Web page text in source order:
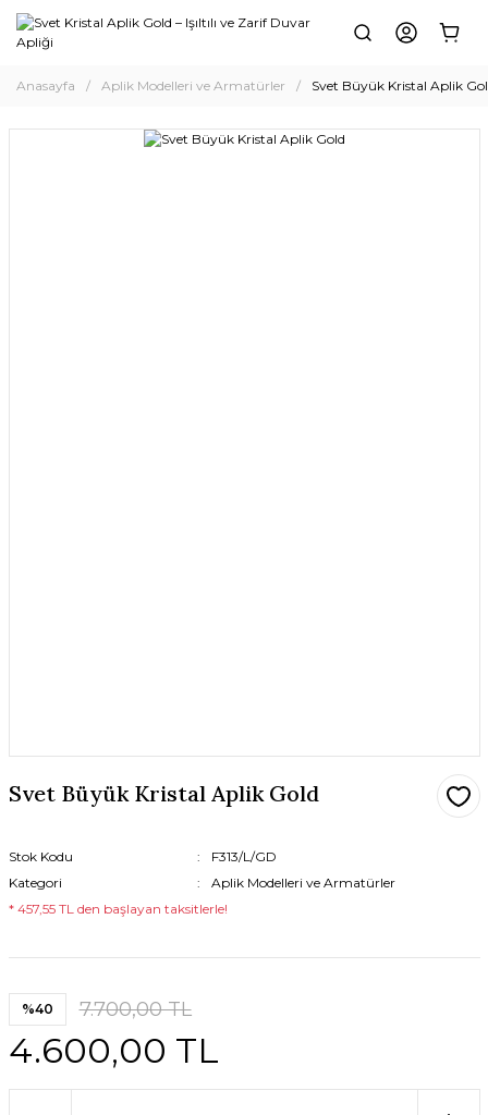
Anasayfa Aplik Modelleri ve Armatürler Svet Büyük Kristal Aplik
Svet Büyük Kristal Aplik Gold
Stok Kodu
F313/L/GD
Kategori
Aplik Modelleri ve Armatürler
* 457,55 TL den başlayan taksitlerle!
%40 7.700,00 TL
4.600,00 TL